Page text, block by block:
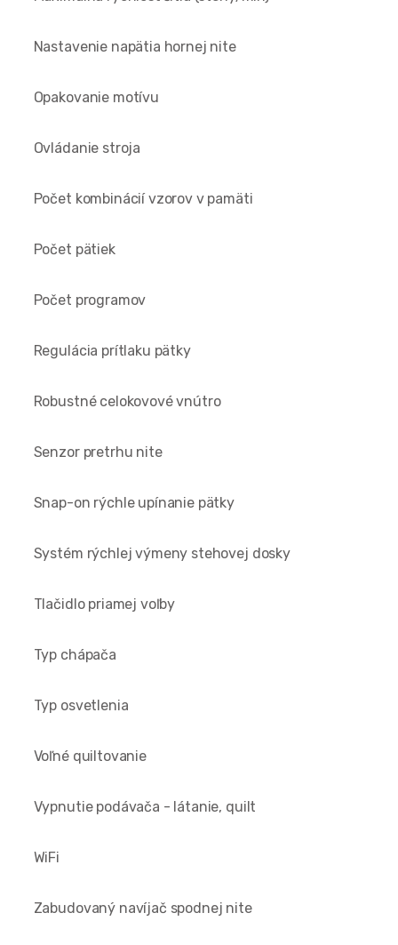
Nastavenie napätia hornej nite
Opakovanie motívu
Ovládanie stroja
Počet kombinácií vzorov v pamäti
Počet pätiek
Počet programov
Regulácia prítlaku pätky
Robustné celokovové vnútro
Senzor pretrhu nite
Snap-on rýchle upínanie pätky
Systém rýchlej výmeny stehovej dosky
Tlačidlo priamej voľby
Typ chápača
Typ osvetlenia
Voľné quiltovanie
Vypnutie podávača - látanie, quilt
WiFi
Zabudovaný navíjač spodnej nite